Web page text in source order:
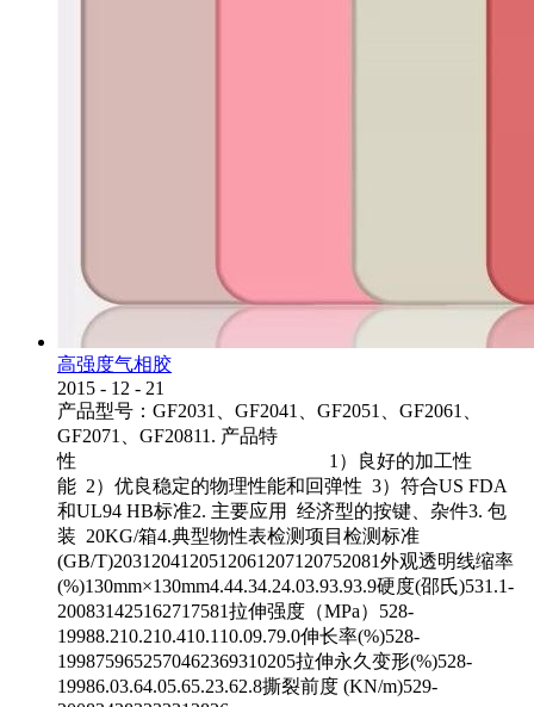
高强度气相胶
2015 - 12 - 21
产品型号：GF2031、GF2041、GF2051、GF2061、
GF2071、GF20811. 产品特
性 1）良好的加工性
能 2）优良稳定的物理性能和回弹性 3）符合US FDA
和UL94 HB标准2. 主要应用 经济型的按键、杂件3. 包
装 20KG/箱4.典型物性表检测项目检测标准
(GB/T)2031204120512061207120752081外观透明线缩率
(%)130mm×130mm4.44.34.24.03.93.93.9硬度(邵氏)531.1-
200831425162717581拉伸强度（MPa）528-
19988.210.210.410.110.09.79.0伸长率(%)528-
1998759652570462369310205拉伸永久变形(%)528-
19986.03.64.05.65.23.62.8撕裂前度 (KN/m)529-